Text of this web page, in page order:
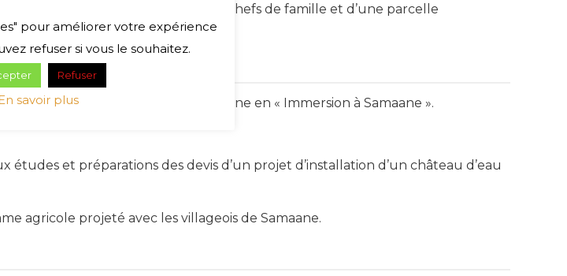
sous la responsabilité des chefs de famille et d’une parcelle
de venir passer une semaine en « Immersion à Samaane ».
et préparations des devis d’un projet d’installation d’un château d’eau
agricole projeté avec les villageois de Samaane.
pour améliorer votre expérience
refuser si vous le souhaitez.
Refuser
savoir plus